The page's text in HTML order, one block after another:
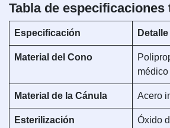
Tabla de especificaciones
Especificación Detalle
Material del Cono
Material de la Cánula Acero
Esterilización Óxido